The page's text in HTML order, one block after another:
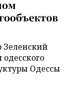
Зеленский
Одессы